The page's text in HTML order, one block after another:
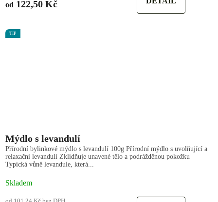
od 122,50 Kč
TIP
Mýdlo s levandulí
Přírodní bylinkové mýdlo s levandulí 100g Přírodní mýdlo s uvolňující a
relaxační levandulí Zklidňuje unavené tělo a podrážděnou pokožku
Typická vůně levandule, která...
Skladem